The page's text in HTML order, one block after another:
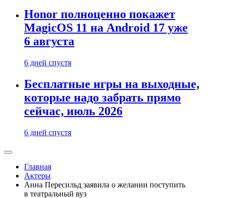
Honor полноценно покажет
MagicOS 11 на Android 17 уже
6 августа
6 дней спустя
Бесплатные игры на выходные,
которые надо забрать прямо
сейчас, июль 2026
6 дней спустя
Главная
Актеры
Анна Пересильд заявила о желании поступить
в театральный вуз